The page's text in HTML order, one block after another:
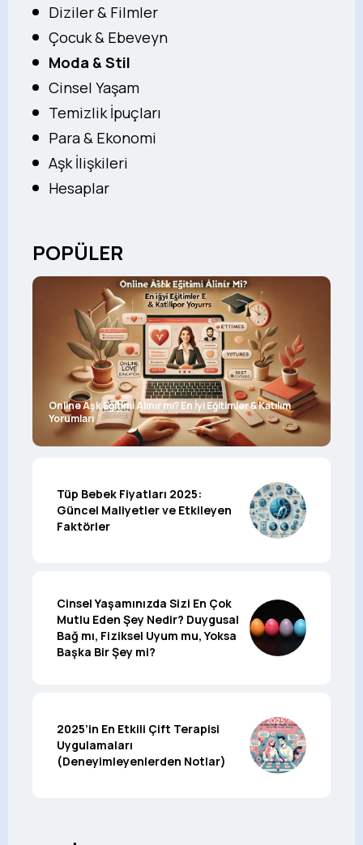
Diziler & Filmler
Çocuk & Ebeveyn
Moda & Stil
Cinsel Yaşam
Temizlik İpuçları
Para & Ekonomi
Aşk İlişkileri
Hesaplar
POPÜLER
Online Aşk Eğitimi Alınır mı? En İyi Eğitimler & Katılım
Yorumları
Tüp Bebek Fiyatları 2025:
Güncel Maliyetler ve Etkileyen
Faktörler
Cinsel Yaşamınızda Sizi En Çok
Mutlu Eden Şey Nedir? Duygusal
Bağ mı, Fiziksel Uyum mu, Yoksa
Başka Bir Şey mi?
2025’in En Etkili Çift Terapisi
Uygulamaları
(Deneyimleyenlerden Notlar)